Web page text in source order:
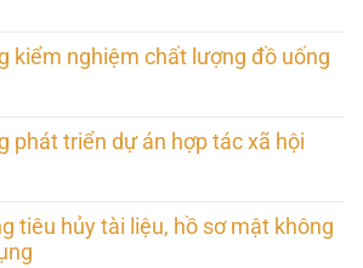
kiểm nghiệm chất lượng đồ uống
phát triển dự án hợp tác xã hội
tiêu hủy tài liệu, hồ sơ mật không